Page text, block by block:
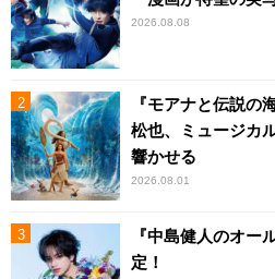
2026.08.08
『モアナと伝説の
松也、ミュージカ
響かせる
2026.08.01
『中島健人のオー
定！